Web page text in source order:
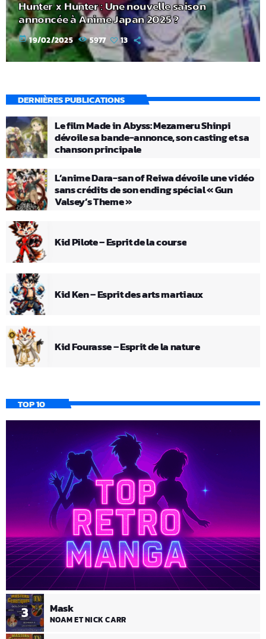
Hunter x Hunter : Une nouvelle saison
annoncée à Anime Japan 2025 ?
today 19/02/2025 5977 13
DERNIÈRES PUBLICATIONS
Le film Made in Abyss: Mezameru Shinpi
dévoile sa bande-annonce, son casting et sa
chanson principale
L’anime Dara-san of Reiwa dévoile une vidéo
sans crédits de son ending spécial « Gun
Valsey’s Theme »
Kid Pilote – Esprit de la course
Kid Ken – Esprit des arts martiaux
Kid Fourasse – Esprit de la nature
TOP 10
3 Mask
NOAM ET NICK CARR